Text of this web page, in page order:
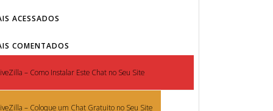
ACESSADOS
COMENTADOS
– Como Instalar Este Chat no Seu Site
– Coloque um Chat Gratuito no Seu Site